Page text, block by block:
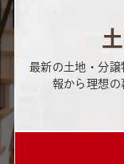
最新の土地・分
報から理想の